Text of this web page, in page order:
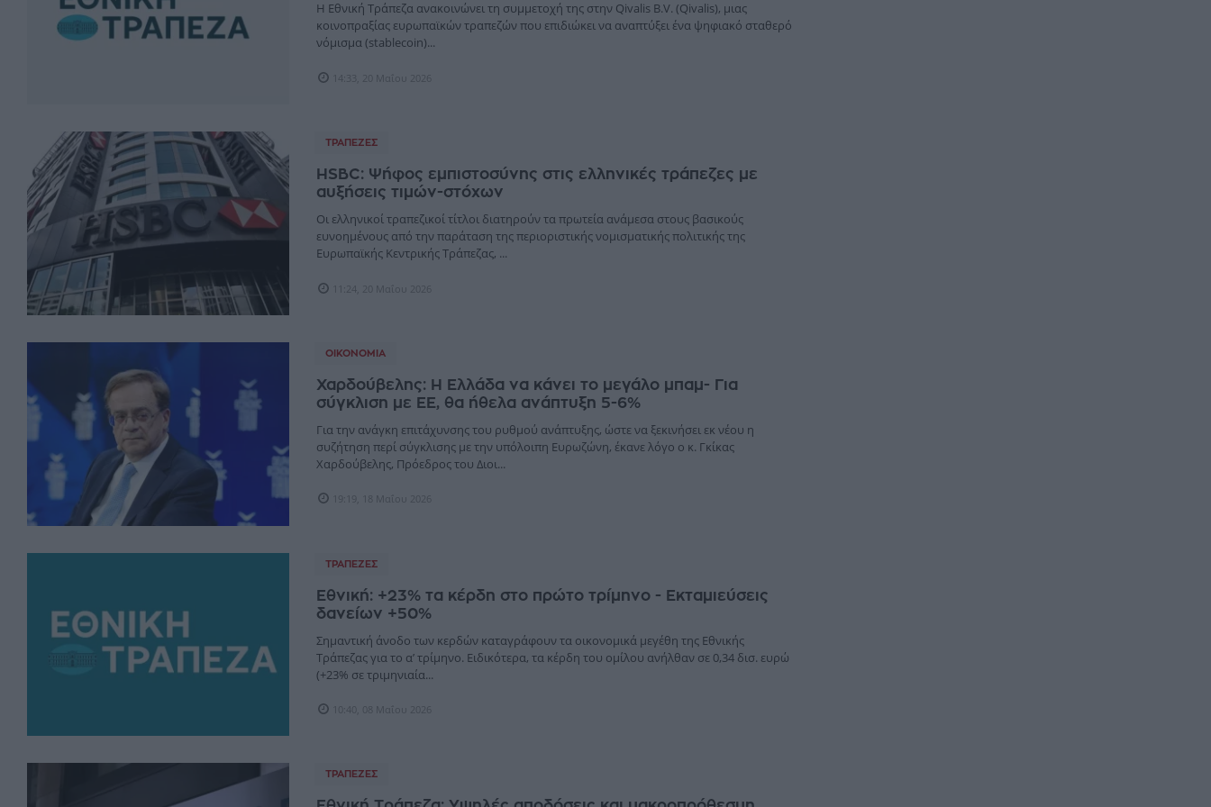
Η Εθνική Τράπεζα ανακοινώνει τη συμμετοχή της στην Qivalis B.V. (Qivalis), μιας
κοινοπραξίας ευρωπαϊκών τραπεζών που επιδιώκει να αναπτύξει ένα ψηφιακό σταθερό
νόμισμα (stablecoin)...
14:33, 20 Μαΐου 2026
ΤΡΆΠΕΖΕΣ
HSBC: Ψήφος εμπιστοσύνης στις ελληνικές τράπεζες με
αυξήσεις τιμών-στόχων
Οι ελληνικοί τραπεζικοί τίτλοι διατηρούν τα πρωτεία ανάμεσα στους βασικούς
ευνοημένους από την παράταση της περιοριστικής νομισματικής πολιτικής της
Ευρωπαϊκής Κεντρικής Τράπεζας, ...
11:24, 20 Μαΐου 2026
ΟΙΚΟΝΟΜΊΑ
Χαρδούβελης: Η Ελλάδα να κάνει το μεγάλο μπαμ- Για
σύγκλιση με ΕΕ, θα ήθελα ανάπτυξη 5-6%
Για την ανάγκη επιτάχυνσης του ρυθμού ανάπτυξης, ώστε να ξεκινήσει εκ νέου η
συζήτηση περί σύγκλισης με την υπόλοιπη Ευρωζώνη, έκανε λόγο ο κ. Γκίκας
Χαρδούβελης, Πρόεδρος του Διοι...
19:19, 18 Μαΐου 2026
ΤΡΆΠΕΖΕΣ
Εθνική: +23% τα κέρδη στο πρώτο τρίμηνο - Εκταμιεύσεις
δανείων +50%
Σημαντική άνοδο των κερδών καταγράφουν τα οικονομικά μεγέθη της Εθνικής
Τράπεζας για το α’ τρίμηνο. Ειδικότερα, τα κέρδη του ομίλου ανήλθαν σε 0,34 δισ. ευρώ
(+23% σε τριμηνιαία...
10:40, 08 Μαΐου 2026
ΤΡΆΠΕΖΕΣ